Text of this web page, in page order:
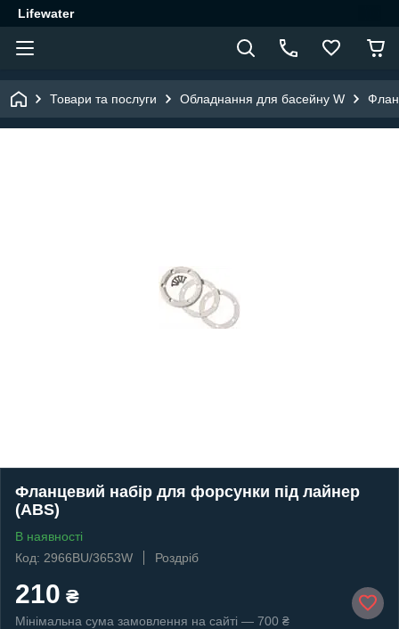
Lifewater
Товари та послуги Обладнання для басейну W
Фланцевий набір для форсунки під лайнер
(ABS)
В наявності
Код: 2966BU/3653W
Роздріб
210 ₴
Мінімальна сума замовлення на сайті — 700 ₴